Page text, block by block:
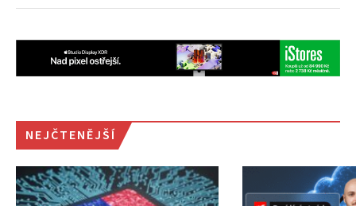
NEJČTENĚJŠÍ